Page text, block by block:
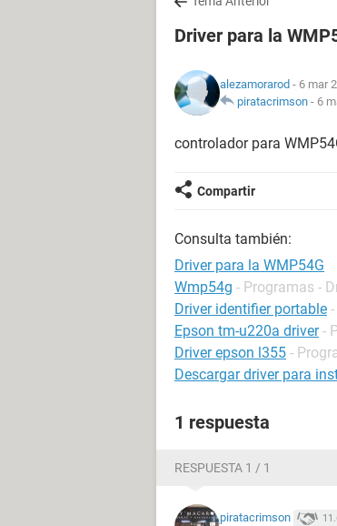
Driver para la
alezamorarod - 6 mar
piratacrimson - 6
controlador para
Compartir
Consulta también:
Driver para la WMP54G
Wmp54g - Programas -
Driver identifier portable
Epson tm-u220a driver -
Driver epson l355 -
Descargar driver para
1 respuesta
RESPUESTA 1 / 1
piratacrimson